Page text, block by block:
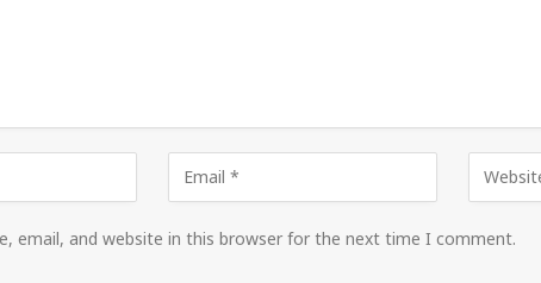
email, and website in this browser for the next time I comment.